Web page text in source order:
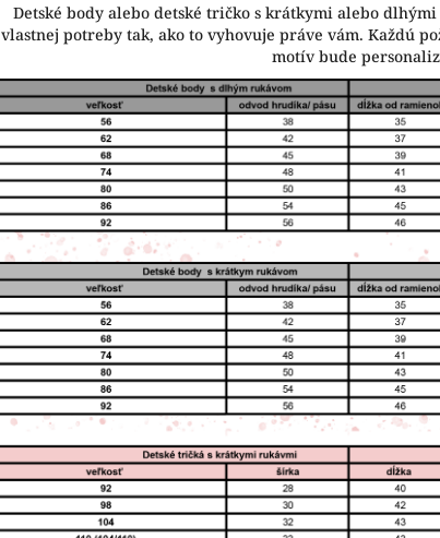
Detské body alebo detské tričko s krátkymi alebo
vlastnej potreby tak, ako to vyhovuje práve vám. Každú
motív bude